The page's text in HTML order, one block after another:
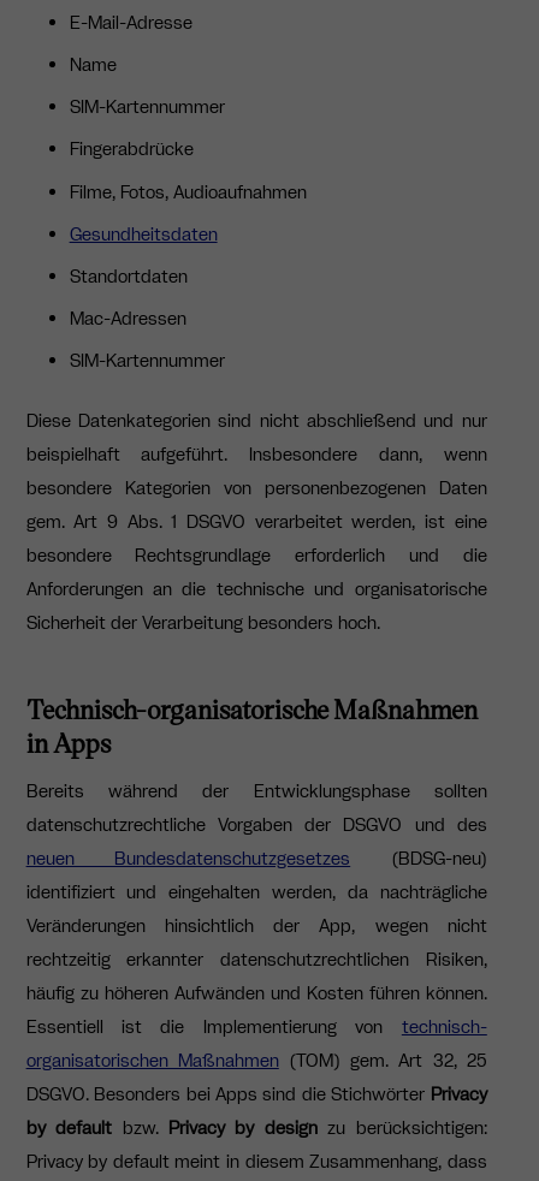
E-Mail-Adresse
Name
SIM-Kartennummer
Fingerabdrücke
Filme, Fotos, Audioaufnahmen
Gesundheitsdaten
Standortdaten
Mac-Adressen
SIM-Kartennummer
Diese Datenkategorien sind nicht abschließend und nur
beispielhaft aufgeführt. Insbesondere dann, wenn
besondere Kategorien von personenbezogenen Daten
gem. Art 9 Abs. 1 DSGVO verarbeitet werden, ist eine
besondere Rechtsgrundlage erforderlich und die
Anforderungen an die technische und organisatorische
Sicherheit der Verarbeitung besonders hoch.
Technisch-organisatorische Maßnahmen
in Apps
Bereits während der Entwicklungsphase sollten
datenschutzrechtliche Vorgaben der DSGVO und des
neuen Bundesdatenschutzgesetzes (BDSG-neu)
identifiziert und eingehalten werden, da nachträgliche
Veränderungen hinsichtlich der App, wegen nicht
rechtzeitig erkannter datenschutzrechtlichen Risiken,
häufig zu höheren Aufwänden und Kosten führen können.
Essentiell ist die Implementierung von technisch-
organisatorischen Maßnahmen(TOM) gem. Art 32, 25
DSGVO. Besonders bei Apps sind die Stichwörter Privacy
by default bzw. Privacy by designzu berücksichtigen:
Privacy by default meint in diesem Zusammenhang, dass